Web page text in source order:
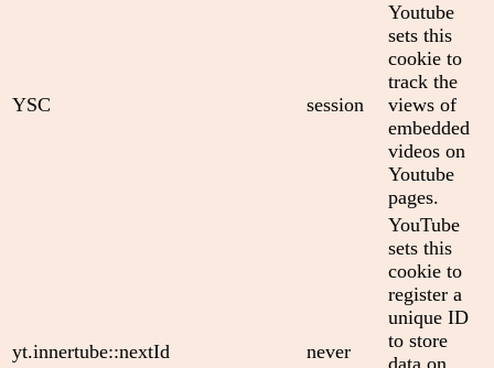
YSC session
Youtube
sets this
cookie to
track the
views of
embedded
videos on
Youtube
pages.
yt.innertube::nextId never
YouTube
sets this
cookie to
register a
unique ID
to store